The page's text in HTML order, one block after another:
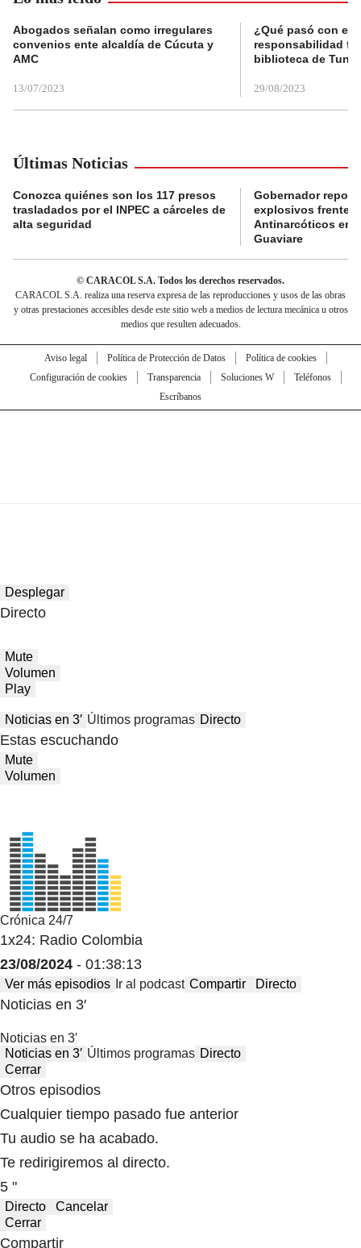
Abogados señalan como irregulares
convenios ente alcaldía de Cúcuta y
AMC
13/07/2023
¿Qué pasó con el
responsabilidad
biblioteca de
29/08/2023
Últimas Noticias
Conozca quiénes son los 117 presos
trasladados por el INPEC a cárceles de
alta seguridad
Gobernador
explosivos frente a
Antinarcóticos en
Guaviare
© CARACOL S.A. Todos los derechos reservados.
CARACOL S.A. realiza una reserva expresa de las reproducciones y usos de las obras
y otras prestaciones accesibles desde este sitio web a medios de lectura mecánica u otros
medios que resulten adecuados.
Aviso legal Política de Protección de Datos
Política de cookies
Configuración de cookies
Transparencia Soluciones W
Teléfonos
Escríbanos
Desplegar
Directo
Mute
Volumen
Play
Noticias en 3′ Últimos programas Directo
Estas escuchando
Mute
Volumen
Crónica 24/7
1x24: Radio Colombia
23/08/2024 - 01:38:13
Ver más episodios Ir al podcast Compartir Directo
Noticias en 3′
Noticias en 3′
Noticias en 3′ Últimos programas Directo
Cerrar
Otros episodios
Cualquier tiempo pasado fue anterior
Tu audio se ha acabado.
Te redirigiremos al directo.
5 "
Directo
Cancelar
Cerrar
Compartir